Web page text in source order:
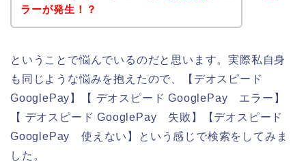
ラーが発生！？
ということで悩んでいるのだと思います。実際私自身
も同じような悩みを抱えたので、【デオスピード
GooglePay】【 デオスピード GooglePay エラー】
【 デオスピード GooglePay 失敗】【デオスピード
GooglePay 使えない】という感じで検索をしてみま
した。